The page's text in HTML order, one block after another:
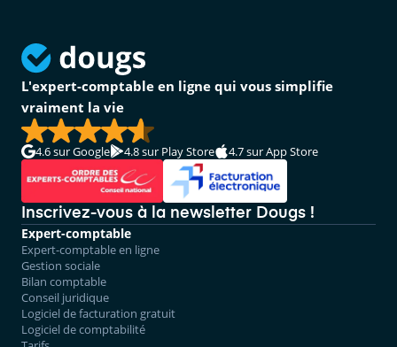
L'expert-comptable en ligne qui vous simplifie
vraiment la vie
4.6sur Google 4.8sur Play Store 4.7sur App Store
Inscrivez-vous à la newsletter Dougs !
Expert-comptable
Expert-comptable en ligne
Gestion sociale
Bilan comptable
Conseil juridique
Logiciel de facturation gratuit
Logiciel de comptabilité